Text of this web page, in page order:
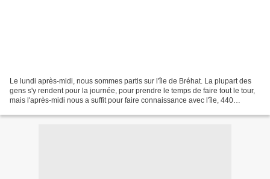
Le lundi après-midi, nous sommes partis sur l'île de Bréhat. La plupart des
gens s'y rendent pour la journée, pour prendre le temps de faire tout le tour,
mais l'après-midi nous a suffit pour faire connaissance avec l'île, 440